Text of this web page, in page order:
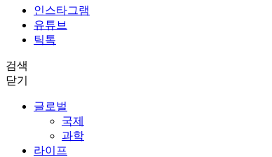
인스타그램
유튜브
틱톡
검색
닫기
글로벌
국제
과학
라이프